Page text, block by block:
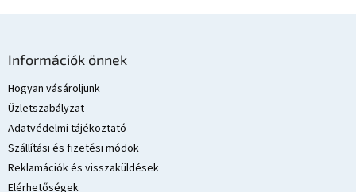
Információk önnek
Hogyan vásároljunk
Üzletszabályzat
Adatvédelmi tájékoztató
Szállítási és fizetési módok
Reklamációk és visszaküldések
Elérhetőségek